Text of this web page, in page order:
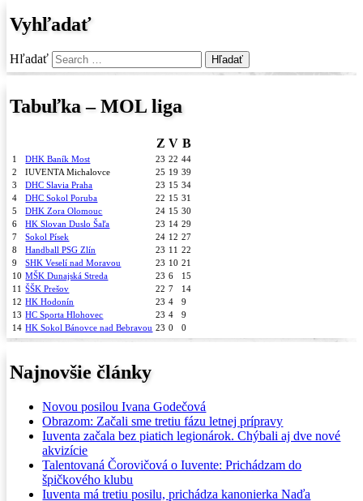
Vyhľadať
Hľadať
Tabuľka – MOL liga
Z V B
1 DHK Baník Most 23 22 44
2
IUVENTA Michalovce 25 19 39
3
DHC Slavia Praha 23 15 34
4
DHC Sokol Poruba 22 15 31
5
DHK Zora Olomouc 24 15 30
6
HK Slovan Duslo Šaľa 23 14 29
7
Sokol Písek 24 12 27
8
Handball PSG Zlín 23 11 22
9
SHK Veselí nad Moravou 23 10 21
10 MŠK Dunajská Streda 23 6
15
11 ŠŠK Prešov 22 7
14
12 HK Hodonín 23 4
9
13 HC Sporta Hlohovec 23 4
9
14 HK Sokol Bánovce nad Bebravou 23 0 0
Najnovšie články
Novou posilou Ivana Godečová
Obrazom: Začali sme tretiu fázu letnej prípravy
Iuventa začala bez piatich legionárok. Chýbali aj dve nové
akvizície
Talentovaná Čorovičová o Iuvente: Prichádzam do
špičkového klubu
Iuventa má tretiu posilu, prichádza kanonierka Naďa